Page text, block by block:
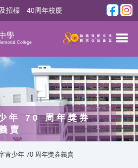
學
College
招標 40周年校慶
年 70 周年獎券
賣
青少年 70 周年獎券義賣